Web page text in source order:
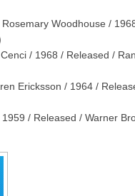
Woodhouse /
/ 1968 / Released /
Ericksson / 1964 /
/ Released / Warner